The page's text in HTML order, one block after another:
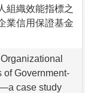
組織效能指標之
業信用保證基金
of Government-
case study